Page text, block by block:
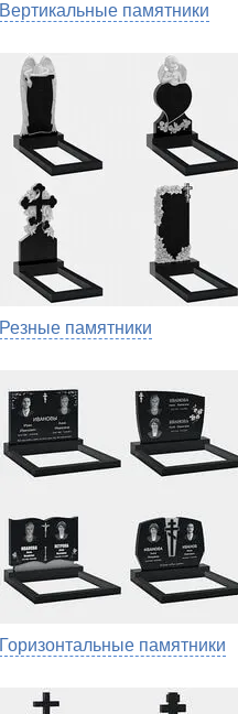
Вертикальные памятники
Резные памятники
Горизонтальные памятники